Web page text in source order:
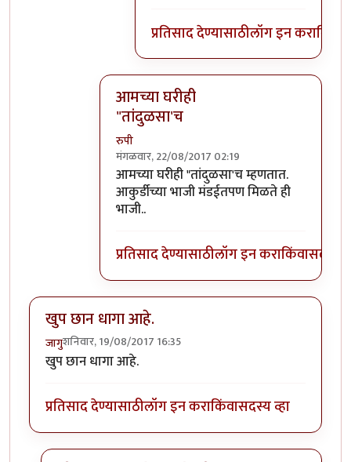
प्रतिसाद देण्यासाठीलॉग इन कराकिंवा
आमच्या घरीही
"तांदुळसा'च
रुपी
मंगळवार, 22/08/2017 02:19
In reply toतांदुळसा, राजगिरा, करडी,
आमच्या घरीही "तांदुळसा'च म्हणतात.
आकुर्डीच्या भाजी मंडईतपण मिळते ही
भाजी..
प्रतिसाद देण्यासाठीलॉग इन कराकिंवासदस्य
खुप छान धागा आहे.
जागुशनिवार, 19/08/2017 16:35
खुप छान धागा आहे.
प्रतिसाद देण्यासाठीलॉग इन कराकिंवासदस्य व्हा